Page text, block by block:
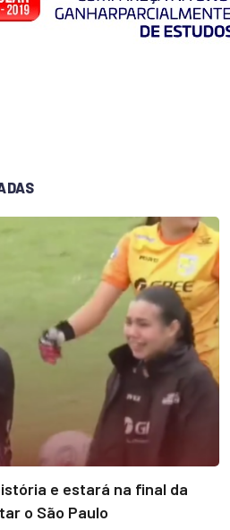
e estará na final da
o São Paulo